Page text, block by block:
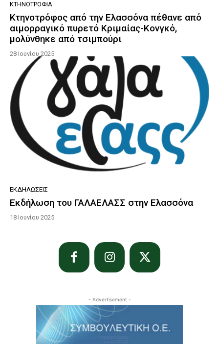
ΚΤΗΝΟΤΡΟΦΊΑ
Κτηνοτρόφος από την Ελασσόνα πέθανε από
αιμορραγικό πυρετό Κριμαίας-Κονγκό,
μολύνθηκε από τσιμπούρι
28 Ιουνίου 2025
ΕΚΔΗΛΏΣΕΙΣ
Εκδήλωση του ΓΑΛΑΕΛΑΣΣ στην Ελασσόνα
18 Ιουνίου 2025
- Advertisement -